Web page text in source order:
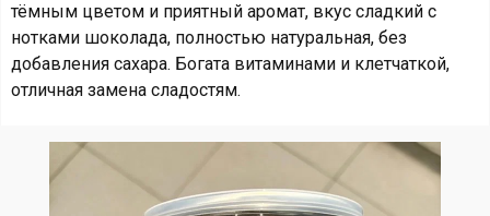
тёмным цветом и приятный аромат, вкус сладкий с
нотками шоколада, полностью натуральная, без
добавления сахара. Богата витаминами и клетчаткой,
отличная замена сладостям.